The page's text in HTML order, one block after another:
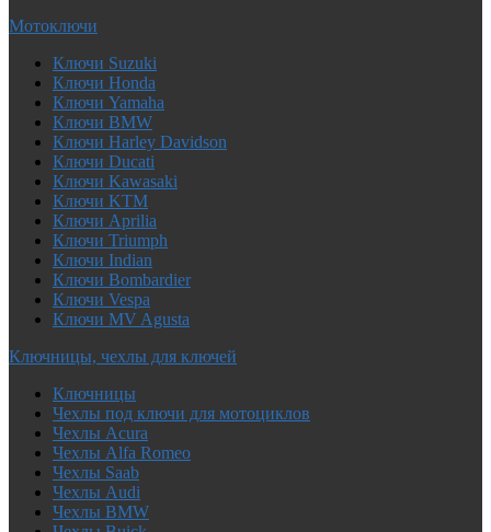
Мотоключи
Ключи Suzuki
Ключи Honda
Ключи Yamaha
Ключи BMW
Ключи Harley Davidson
Ключи Ducati
Ключи Kawasaki
Ключи KTM
Ключи Aprilia
Ключи Triumph
Ключи Indian
Ключи Bombardier
Ключи Vespa
Ключи MV Agusta
Ключницы, чехлы для ключей
Ключницы
Чехлы под ключи для мотоциклов
Чехлы Acura
Чехлы Alfa Romeo
Чехлы Saab
Чехлы Audi
Чехлы BMW